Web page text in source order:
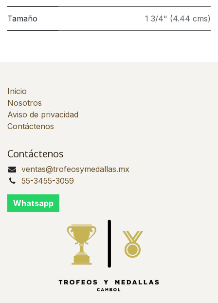
Tamaño 1 3/4" (4.44 cms)
Inicio
Nosotros
Aviso de privacidad
Contáctenos
Contáctenos
ventas@trofeosymedallas.mx
55-3455-3059
Whatsapp